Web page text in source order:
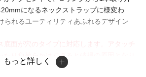
になるネックストラップに様変わ
られるユーティリティあふれるデザイン
底面が穴のタイプに対応します。アタッチ
たり負荷をかけすぎると破損の原因となり
必ず定期的に点検をしてご使用ください。
もっと詳しく